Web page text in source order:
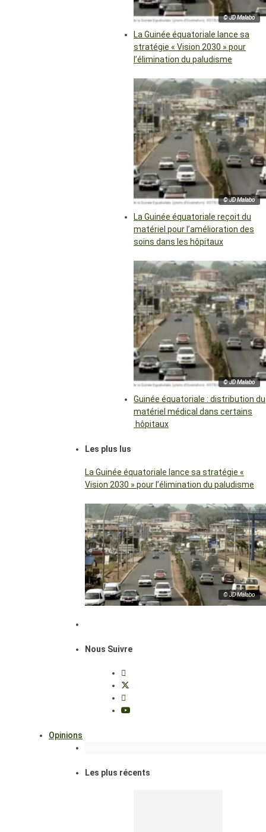
© JD Malabo
La Guinée équatoriale lance sa
stratégie « Vision 2030 » pour
l’élimination du paludisme
© JD Malabo
La Guinée équatoriale reçoit du
matériel pour l’amélioration des
soins dans les hôpitaux
© JD Malabo
Guinée équatoriale : distribution du
matériel médical dans certains
hôpitaux
Les plus lus
La Guinée équatoriale lance sa stratégie «
Vision 2030 » pour l’élimination du paludisme
© JD Malabo
Nous Suivre
Opinions
Les plus récents